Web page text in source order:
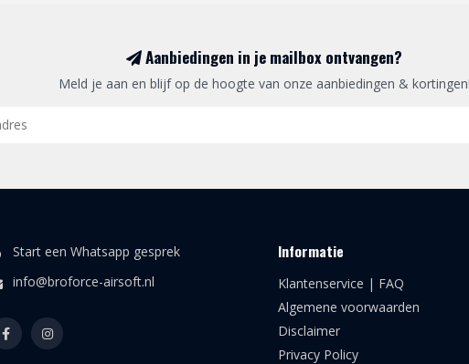
Aanbiedingen in je mailbox ontvangen?
Meld je aan en blijf op de hoogte van onze aanbiedingen & kortingen!
Start een Whatsapp gesprek
info@broforce-airsoft.nl
Informatie
Klantenservice | FAQ
Algemene voorwaarden
Disclaimer
Privacy Policy